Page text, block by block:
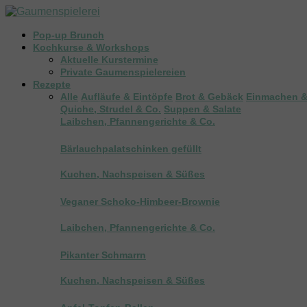
Pop-up Brunch
Kochkurse & Workshops
Aktuelle Kurstermine
Private Gaumenspielereien
Rezepte
Alle Aufläufe & Eintöpfe Brot & Gebäck Einmachen
Quiche, Strudel & Co. Suppen & Salate
Laibchen, Pfannengerichte & Co.
Bärlauchpalatschinken gefüllt
Kuchen, Nachspeisen & Süßes
Veganer Schoko-Himbeer-Brownie
Laibchen, Pfannengerichte & Co.
Pikanter Schmarrn
Kuchen, Nachspeisen & Süßes